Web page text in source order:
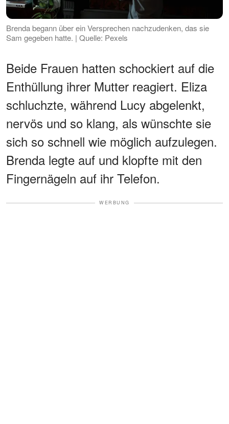
Brenda begann über ein Versprechen nachzudenken, das sie
Sam gegeben hatte. | Quelle: Pexels
Beide Frauen hatten schockiert auf die
Enthüllung ihrer Mutter reagiert. Eliza
schluchzte, während Lucy abgelenkt,
nervös und so klang, als wünschte sie
sich so schnell wie möglich aufzulegen.
Brenda legte auf und klopfte mit den
Fingernägeln auf ihr Telefon.
WERBUNG